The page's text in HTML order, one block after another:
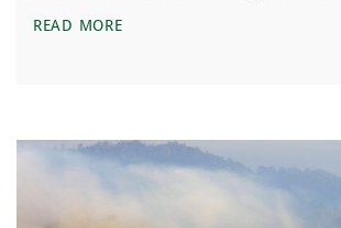
READ MOREประกาศ WORK FROM